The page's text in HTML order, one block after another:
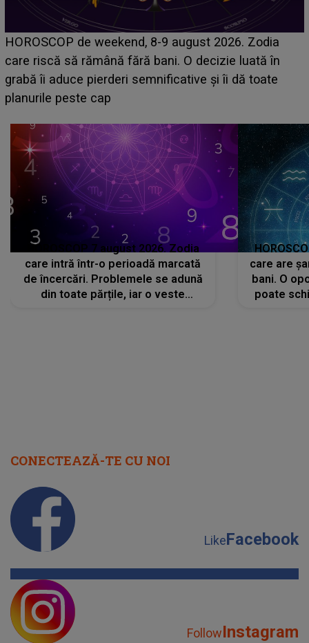
Emanuel a ținut ACEST DETALIU ASCUNS până
acum! În fața Alexandrei, concurentul din Casa Iubirii
face o MĂRTURISIRE NEAȘTEPTATĂ despre mama
sa: "I-am spus și ei în față, eu nu te iubesc pentru
HOROSCOP 7 august 2026. Zodia
care intră într-o perioadă marcată
de încercări. Problemele se adună
din toate părțile, iar o veste
care are
bani. O
poate
CONECTEAZĂ-TE CU NOI
LikeFacebook
FollowInstagram